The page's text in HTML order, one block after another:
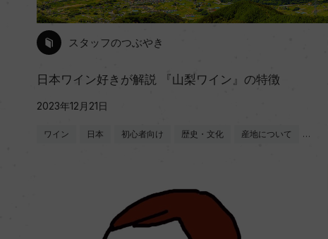
スタッフのつぶやき
日本ワイン好きが解説 『山梨ワイン』の特徴
2023年12月21日
ワイン 日本 初心者向け 歴史・文化 産地について …